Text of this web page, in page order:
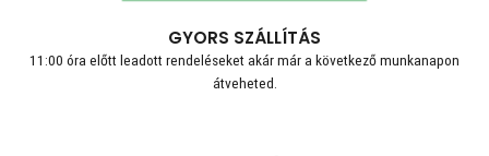
GYORS SZÁLLÍTÁS
11:00 óra előtt leadott rendeléseket akár már a következő munkanapon
átveheted.